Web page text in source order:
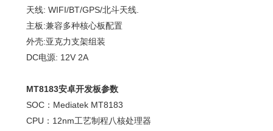
天线: WIFI/BT/GPS/北斗天线.
主板:兼容多种核心板配置
外壳:亚克力支架组装
DC电源: 12V 2A
MT8183安卓开发板参数
SOC：Mediatek MT8183
CPU：12nm工艺制程八核处理器